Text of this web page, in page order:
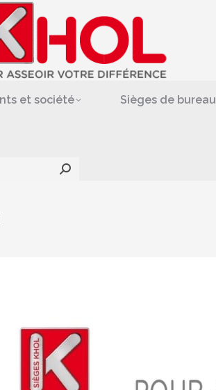
et société Sièges de bureau
clients et société
Repose-jambes & support-bras